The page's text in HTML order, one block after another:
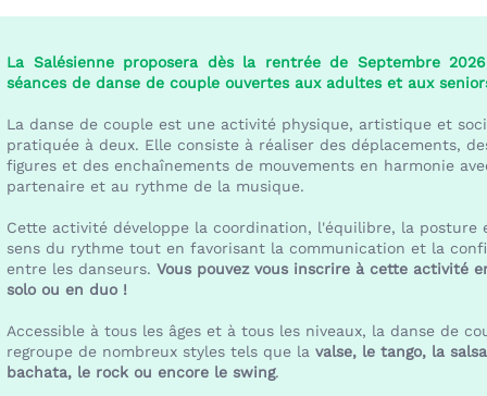
La Salésienne proposera dès la rentrée de Septembre
séances de danse de couple ouvertes aux adultes et aux
La danse de couple est une activité physique, artistique et
pratiquée à deux. Elle consiste à réaliser des déplacements,
figures et des enchaînements de mouvements en harmonie
partenaire et au rythme de la musique.
Cette activité développe la coordination, l'équilibre, la posture
sens du rythme tout en favorisant la communication et la
entre les danseurs. Vous pouvez vous inscrire à cette activité
solo ou en duo !
Accessible à tous les âges et à tous les niveaux, la danse de
regroupe de nombreux styles tels que la valse, le tango, la
bachata, le rock ou encore le swing.